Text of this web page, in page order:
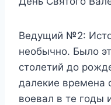
Ведущий №2:
необычно. Было
столетий до
далекие времена
воевал в те годы